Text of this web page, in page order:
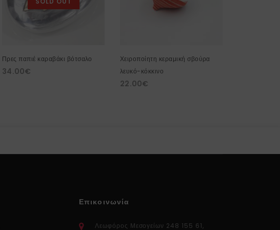
Πρες παπιέ καραβάκι βότσαλο
34.00€
Χειροποίητη κεραμική σβούρα
λευκό-κόκκινο
22.00€
Επικοινωνία
Λεωφόρος Μεσογείων 248 155 61,